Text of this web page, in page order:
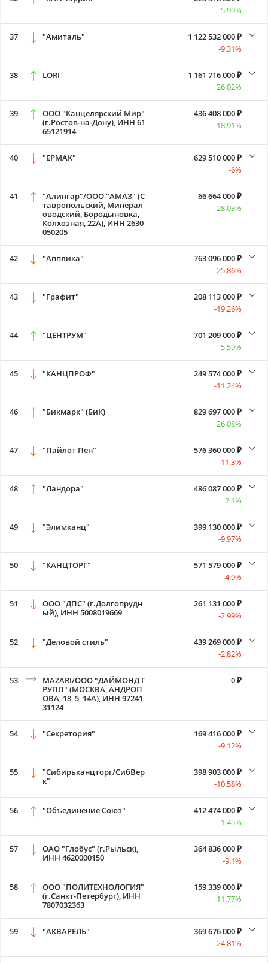
5.99%
37 "Амиталь"
1 122 532 000 ₽
-9.31%
38 LORI
1 161 716 000 ₽
26.02%
39
ООО "Канцелярский Мир"
(г.Ростов-на-Дону), ИНН 61
65121914
436 408 000 ₽
18.91%
40 "ЕРМАК"
629 510 000 ₽
-6%
41
"Алингар"/ООО "АМАЗ" (С
тавропольский, Минерал
оводский, Бородыновка,
Колхозная, 22А), ИНН 2630
050205
66 664 000 ₽
28.03%
42 "Апплика"
763 096 000 ₽
-25.86%
43 "Графит"
208 113 000 ₽
-19.26%
44 "ЦЕНТРУМ"
701 209 000 ₽
5.59%
45 "КАНЦПРОФ"
249 574 000 ₽
-11.24%
46 "Бикмарк" (БиК)
829 697 000 ₽
26.08%
47 "Пайлот Пен"
576 360 000 ₽
-11.3%
48 "Ландора"
486 087 000 ₽
2.1%
49 "Элимканц"
399 130 000 ₽
-9.97%
50 "КАНЦТОРГ"
571 579 000 ₽
-4.9%
51
ООО "ДПС" (г.Долгопрудн
ый), ИНН 5008019669
261 131 000 ₽
-2.99%
52 "Деловой стиль"
439 269 000 ₽
-2.82%
53
MAZARI/ООО "ДАЙМОНД Г
РУПП" (МОСКВА, АНДРОП
ОВА, 18, 5, 14А), ИНН 97241
31124
0 ₽
-
54 "Секретория"
169 416 000 ₽
-9.12%
55
"Сибирьканцторг/СибВер
к"
398 903 000 ₽
-10.58%
56 "Объединение Союз"
412 474 000 ₽
1.45%
57
ОАО "Глобус" (г.Рыльск),
ИНН 4620000150
364 836 000 ₽
-9.1%
58
ООО "ПОЛИТЕХНОЛОГИЯ"
(г.Санкт-Петербург), ИНН
7807032363
159 339 000 ₽
11.77%
59 "АКВАРЕЛЬ"
369 676 000 ₽
-24.81%